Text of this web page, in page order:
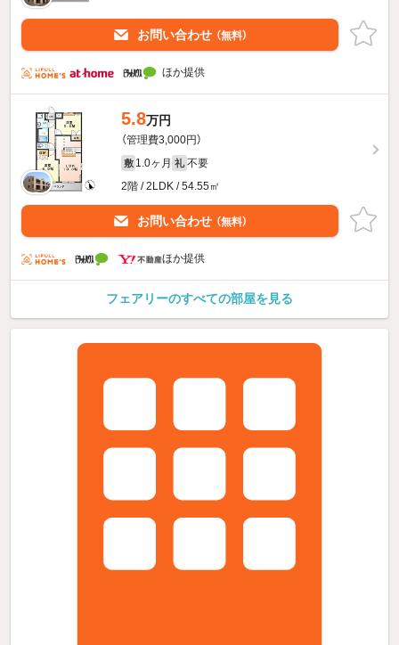
お問い合わせ （無料）
ほか提供
5.8万円
（管理費3,000円）
敷 1.0ヶ月 礼 不要
2階 / 2LDK / 54.55㎡
お問い合わせ （無料）
ほか提供
フェアリーのすべての部屋を見る